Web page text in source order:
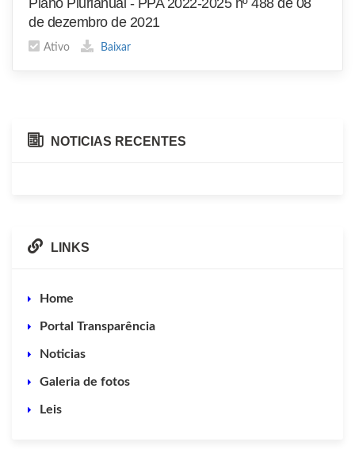
Plano Plurianual - PPA 2022-2025 nº 488 de 08
de dezembro de 2021
Ativo Baixar
NOTICIAS RECENTES
LINKS
Home
Portal Transparência
Noticias
Galeria de fotos
Leis